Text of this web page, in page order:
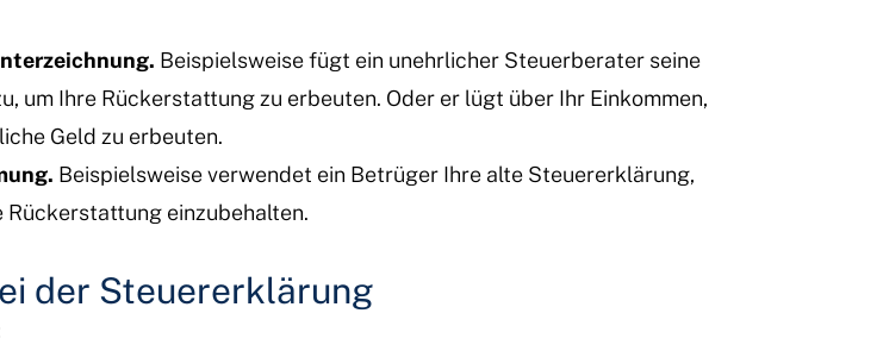
Beispielsweise fügt ein unehrlicher Steuerberater seine
um Ihre Rückerstattung zu erbeuten. Oder er lügt über Ihr Einkommen,
Geld zu erbeuten.
Beispielsweise verwendet ein Betrüger Ihre alte Steuererklärung,
Rückerstattung einzubehalten.
der Steuererklärung